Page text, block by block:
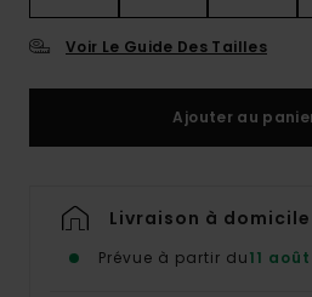
Voir Le Guide Des Tailles
Ajouter au
Livraison à
Prévue à partir du11 août